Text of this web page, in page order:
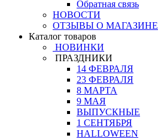
Обратная связь
НОВОСТИ
ОТЗЫВЫ О МАГАЗИНЕ
Каталог товаров
НОВИНКИ
ПРАЗДНИКИ
14 ФЕВРАЛЯ
23 ФЕВРАЛЯ
8 МАРТА
9 МАЯ
ВЫПУСКНЫЕ
1 СЕНТЯБРЯ
HALLOWEEN